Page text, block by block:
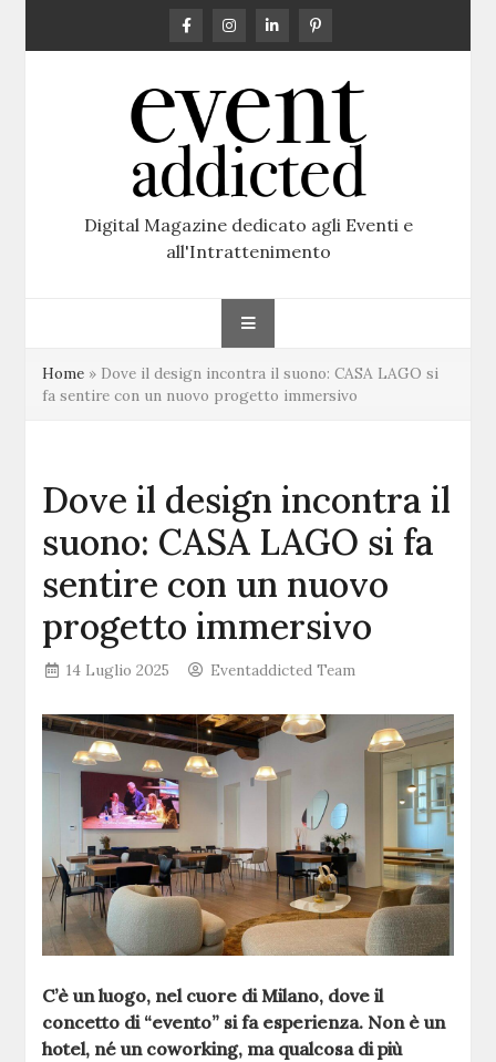
Digital Magazine dedicato agli Eventi e
all'Intrattenimento
Home » Dove il design incontra il suono: CASA LAGO si
fa sentire con un nuovo progetto immersivo
Dove il design incontra il
suono: CASA LAGO si fa
sentire con un nuovo
progetto immersivo
14 Luglio 2025 Eventaddicted Team
C’è un luogo, nel cuore di Milano, dove il
concetto di “evento” si fa esperienza. Non è un
hotel, né un coworking, ma qualcosa di più